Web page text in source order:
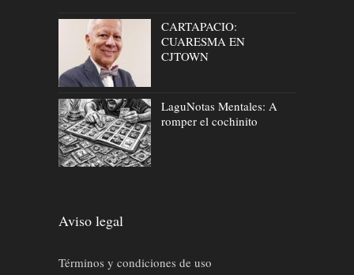
CARTAPACIO:
CUARESMA EN
CJTOWN
LaguNotas Mentales: A
romper el cochinito
Aviso legal
Términos y condiciones de uso